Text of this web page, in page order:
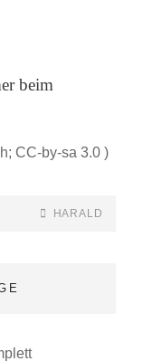
beim
CC-by-sa 3.0 )
BY
BYLINE
HARALD